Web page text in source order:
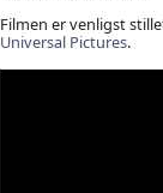
Filmen er venligst
Universal Pictures.